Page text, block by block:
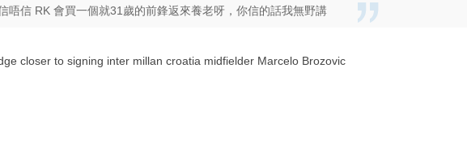
唔信 RK 會買一個就31歲的前鋒返來養老呀，你信的話我無野講
closer to signing inter millan croatia midfielder Marcelo Brozovic